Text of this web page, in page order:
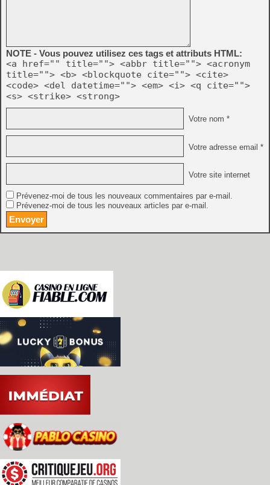
NOTE - Vous pouvez utilisez ces tags et attributs HTML:
<a href="" title=""> <abbr title=""> <acronym
title=""> <b> <blockquote cite=""> <cite>
<code> <del datetime=""> <em> <i> <q cite="">
<s> <strike> <strong>
Votre nom *
Votre adresse email *
Votre site internet
Prévenez-moi de tous les nouveaux commentaires par e-mail.
Prévenez-moi de tous les nouveaux articles par e-mail.